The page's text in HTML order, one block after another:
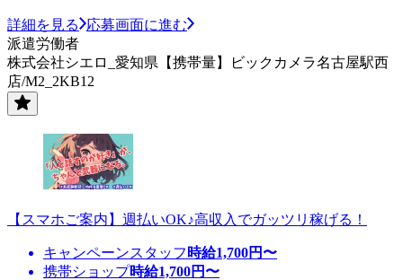
詳細を見る
応募画面に進む
派遣労働者
株式会社シエロ_愛知県【携帯量】ビックカメラ名古屋駅西
店/M2_2KB12
【スマホご案内】週払いOK♪高収入でガッツリ稼げる！
キャンペーンスタッフ 時給1,700円〜
携帯ショップ時給1,700円〜